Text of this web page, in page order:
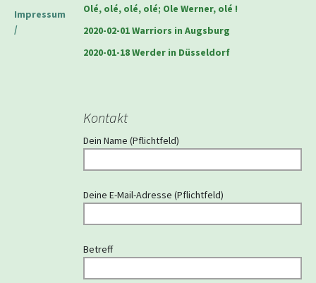
Olé, olé, olé, olé; Ole Werner, olé !
2020-02-01 Warriors in Augsburg
2020-01-18 Werder in Düsseldorf
Kontakt
Dein Name (Pflichtfeld)
Deine E-Mail-Adresse (Pflichtfeld)
Betreff
Impressum
/